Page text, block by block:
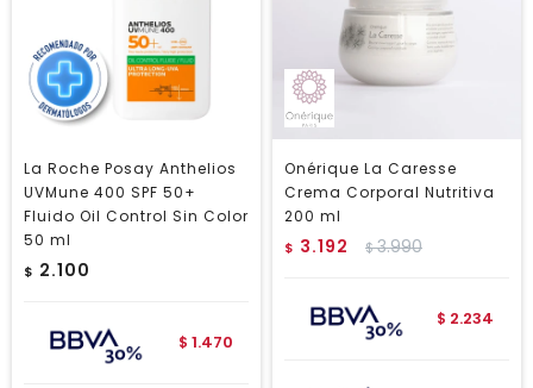
La Roche Posay Anthelios
UVMune 400 SPF 50+
Fluido Oil Control Sin Color
50 ml
$ 2.100
$ 1.470
Onérique La Caresse
Crema Corporal Nutritiva
200 ml
$ 3.192 $3.990
$ 2.234